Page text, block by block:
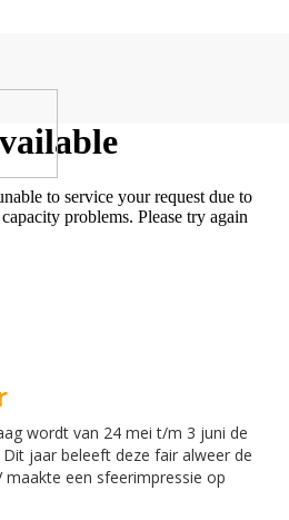
wordt van 24 mei t/m 3 juni de
jaar beleeft deze fair alweer de
maakte een sfeerimpressie op